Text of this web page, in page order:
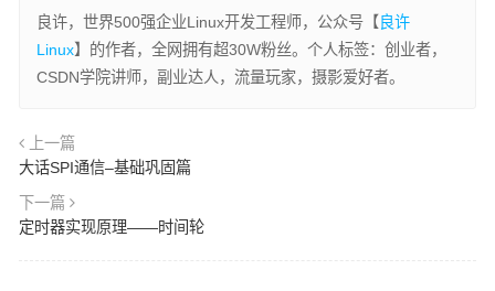
良许，世界500强企业Linux开发工程师，公众号【 良许
Linux】的作者，全网拥有超30W粉丝。个人标签：创业者，
CSDN学院讲师，副业达人，流量玩家，摄影爱好者。
上一篇
大话SPI通信–基础巩固篇
下一篇
定时器实现原理——时间轮